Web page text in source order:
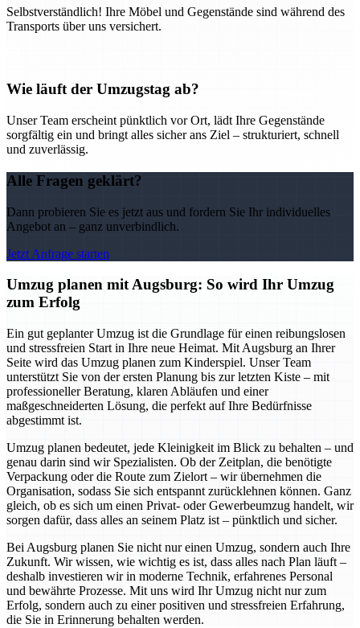
Selbstverständlich! Ihre Möbel und Gegenstände sind während des
Transports über uns versichert.
Wie läuft der Umzugstag ab?
Unser Team erscheint pünktlich vor Ort, lädt Ihre Gegenstände
sorgfältig ein und bringt alles sicher ans Ziel – strukturiert, schnell
und zuverlässig.
Alle Fragen geklärt?
Dann probieren Sie es jetzt aus und fordern Sie Ihr individuelles
Angebot an – ganz unverbindlich.
Jetzt Anfrage starten
Umzug planen mit Augsburg: So wird Ihr Umzug
zum Erfolg
Ein gut geplanter Umzug ist die Grundlage für einen reibungslosen
und stressfreien Start in Ihre neue Heimat. Mit Augsburg an Ihrer
Seite wird das Umzug planen zum Kinderspiel. Unser Team
unterstützt Sie von der ersten Planung bis zur letzten Kiste – mit
professioneller Beratung, klaren Abläufen und einer
maßgeschneiderten Lösung, die perfekt auf Ihre Bedürfnisse
abgestimmt ist.
Umzug planen bedeutet, jede Kleinigkeit im Blick zu behalten – und
genau darin sind wir Spezialisten. Ob der Zeitplan, die benötigte
Verpackung oder die Route zum Zielort – wir übernehmen die
Organisation, sodass Sie sich entspannt zurücklehnen können. Ganz
gleich, ob es sich um einen Privat- oder Gewerbeumzug handelt, wir
sorgen dafür, dass alles an seinem Platz ist – pünktlich und sicher.
Bei Augsburg planen Sie nicht nur einen Umzug, sondern auch Ihre
Zukunft. Wir wissen, wie wichtig es ist, dass alles nach Plan läuft –
deshalb investieren wir in moderne Technik, erfahrenes Personal
und bewährte Prozesse. Mit uns wird Ihr Umzug nicht nur zum
Erfolg, sondern auch zu einer positiven und stressfreien Erfahrung,
die Sie in Erinnerung behalten werden.